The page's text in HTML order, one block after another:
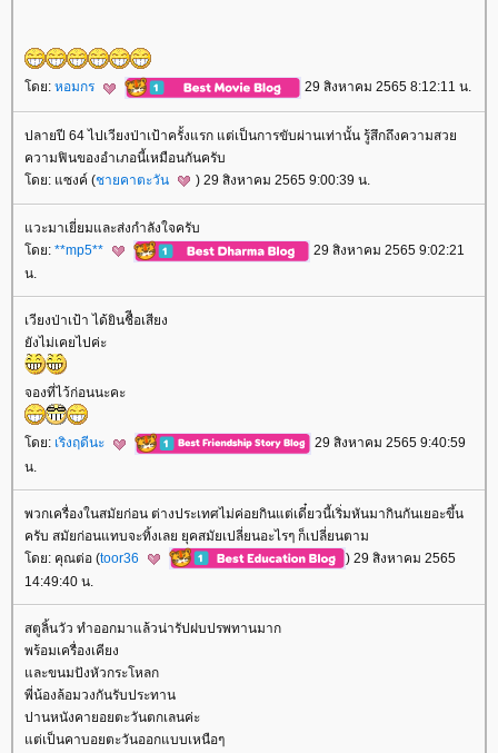
ดย: หอมกร 29 สิงหาคม 2565 8:12:11 น.
ปลายปี 64 ไปเวียงป่าเป้าครั้งแรก แต่เป็นการขับผ่านเท่านั้น รู้สึกถึงความสว
ความฟินของอำเภอนี้เหมือนกันครับ
ดย: แซงค์ (ชายคาตะวัน ) 29 สิงหาคม 2565 9:00:39 น.
วะมาเยี่ยมและส่งกำลังใจครับ
ดย: **mp5**
29 สิงหาคม 2565 9:02:21
น.
เวียงป่าเป้า ได้ยินชืีอเสียง
ังไม่เคยไปค่ะ
จองที่ไว้ก่อนนะคะ
ดย: เริงฤดีนะ
29 สิงหาคม 2565 9:40:59
น.
พวกเครื่องในสมัยก่อน ต่างประเทศไม่ค่อยกินแต่เดี๋ยวนี้เริ่มหันมากินกันเยอะขึ้น
ครับ สมัยก่อนแทบจะทิ้งเลย ยุคสมัยเปลี่ยนอะไรๆ ก็เปลี่ยนตาม
ดย: คุณต่อ (toor36
) 29 สิงหาคม 2565
14:49:40 น.
สตูลิ้นวัว ทำออกมาแล้วน่ารัปฝบปรพทานมาก
พร้อมเครื่องเคียง
ละขนมปังหัวกระโหลก
พี่น้องล้อมวงกันรับประทาน
ปานหนังคายอยตะวันตกเลนค่ะ
ต่เป็นคาบอยตะวันออกแบบเหนือๆ